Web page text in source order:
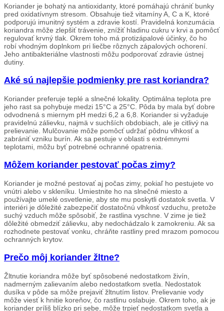
Koriander je bohatý na antioxidanty, ktoré pomáhajú chrániť bunky
pred oxidatívnym stresom. Obsahuje tiež vitamíny A, C a K, ktoré
podporujú imunitný systém a zdravie kostí. Pravidelná konzumácia
koriandra môže zlepšiť trávenie, znížiť hladinu cukru v krvi a pomôcť
regulovať krvný tlak. Okrem toho má protizápalové účinky, čo ho
robí vhodným doplnkom pri liečbe rôznych zápalových ochorení.
Jeho antibakteriálne vlastnosti môžu podporovať zdravie ústnej
dutiny.
Aké sú najlepšie podmienky pre rast koriandra?
Koriander preferuje teplé a slnečné lokality. Optimálna teplota pre
jeho rast sa pohybuje medzi 15°C a 25°C. Pôda by mala byť dobre
odvodnená s miernym pH medzi 6,2 a 6,8. Koriander si vyžaduje
pravidelnú zálievku, najmä v suchších obdobiach, ale je citlivý na
prelievanie. Mulčovanie môže pomôcť udržať pôdnu vlhkosť a
zabrániť vzniku burín. Ak sa pestuje v oblasti s extrémnymi
teplotami, môžu byť potrebné ochranné opatrenia.
Môžem koriander pestovať počas zimy?
Koriander je možné pestovať aj počas zimy, pokiaľ ho pestujete vo
vnútri alebo v skleníku. Umiestnite ho na slnečné miesto a
používajte umelé osvetlenie, aby ste mu poskytli dostatok svetla. V
interiéri je dôležité zabezpečiť dostatočnú vlhkosť vzduchu, pretože
suchý vzduch môže spôsobiť, že rastlina vyschne. V zime je tiež
dôležité obmedziť zálievku, aby nedochádzalo k zamokreniu. Ak sa
rozhodnete pestovať vonku, chráňte rastliny pred mrazom pomocou
ochranných krytov.
Prečo môj koriander žltne?
Žltnutie koriandra môže byť spôsobené nedostatkom živín,
nadmerným zalievaním alebo nedostatkom svetla. Nedostatok
dusíka v pôde sa môže prejaviť žltnutím listov. Prelievanie vody
môže viesť k hnitie koreňov, čo rastlinu oslabuje. Okrem toho, ak je
koriander príliš blízko pri sebe, môže trpieť nedostatkom svetla a